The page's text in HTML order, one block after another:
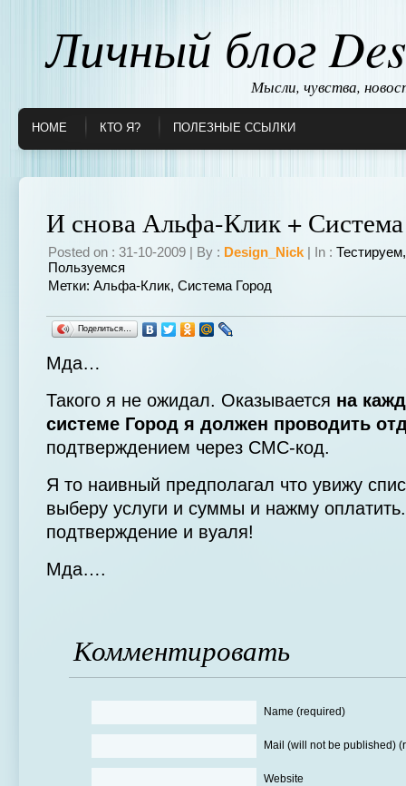
Личный блог
Мысли, чувства,
HOME КТО Я? ПОЛЕЗНЫЕ ССЫЛКИ
И снова Альфа-Клик +
Posted on : 31-10-2009 | By : Design_Nick | In :
Пользуемся
Метки: Альфа-Клик, Система Город
Поделиться…
Мда…
Такого я не ожидал. Оказывается на
системе Город я должен проводить
подтверждением через СМС-код.
Я то наивный предполагал что увижу
выберу услуги и суммы и нажму
подтверждение и вуаля!
Мда….
Комментировать
Name (required)
Mail (will not be published)
Website